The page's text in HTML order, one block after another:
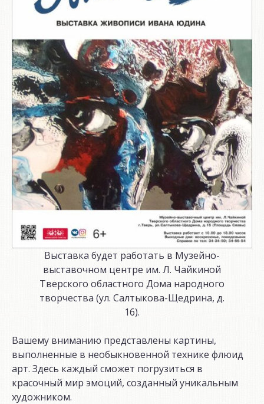
Выставка будет работать в Музейно-
выставочном центре им. Л. Чайкиной
Тверского областного Дома народного
творчества (ул. Салтыкова-Щедрина, д.
16).
Вашему вниманию представлены картины,
выполненные в необыкновенной технике флюид
арт. Здесь каждый сможет погрузиться в
красочный мир эмоций, созданный уникальным
художником.